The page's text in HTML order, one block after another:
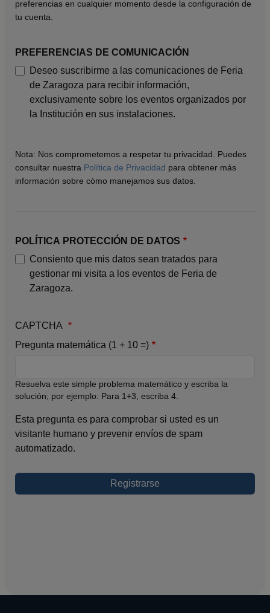
preferencias en cualquier momento desde la configuración de
tu cuenta.
PREFERENCIAS DE COMUNICACIÓN
Deseo suscribirme a las comunicaciones de Feria
de Zaragoza para recibir información,
exclusivamente sobre los eventos organizados por
la Institución en sus instalaciones.
Nota: Nos comprometemos a respetar tu privacidad. Puedes
consultar nuestra Política de Privacidad para obtener más
información sobre cómo manejamos sus datos.
POLÍTICA PROTECCIÓN DE DATOS
Consiento que mis datos sean tratados para
gestionar mi visita a los eventos de Feria de
Zaragoza.
CAPTCHA
Pregunta matemática (1 + 10 =)
Resuelva este simple problema matemático y escriba la
solución; por ejemplo: Para 1+3, escriba 4.
Esta pregunta es para comprobar si usted es un
visitante humano y prevenir envíos de spam
automatizado.